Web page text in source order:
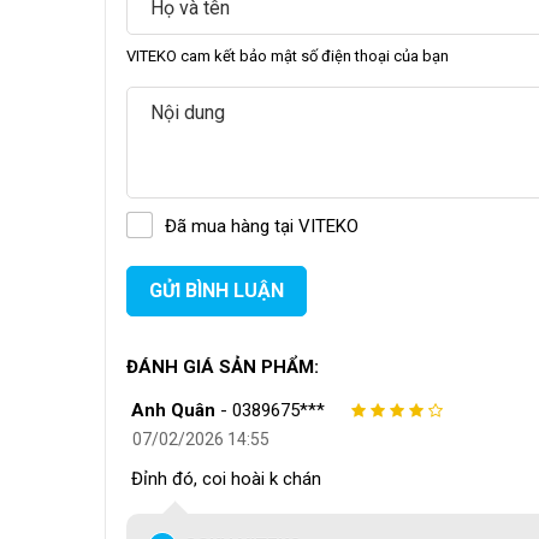
1.1 Nguồn điện và phân bổ công suất
VK-FQL22vận hành trên nguồn điện
VITEKO cam kết bảo mật số điện thoại của bạn
Đã mua hàng tại VITEKO
GỬI BÌNH LUẬN
ĐÁNH GIÁ SẢN PHẨM:
Anh Quân - 0389675***
07/02/2026 14:55
Đỉnh đó, coi hoài k chán